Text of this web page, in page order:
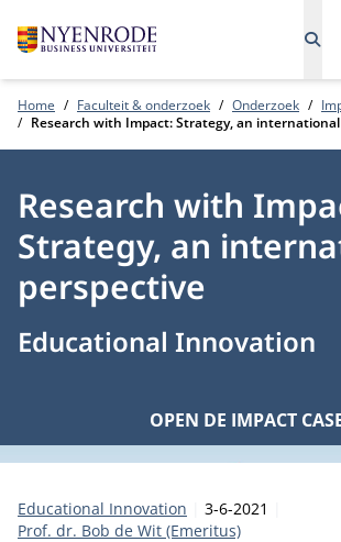
Home Faculteit & onderzoek Onderzoek
Research with Impact: Strategy, an
Research with
Strategy, an
perspective
Educational Innovation
OPEN DE IMPACT
Categorie:
Educational Innovation Publicatiedatum:
3-6-2021
Prof. dr. Bob de Wit (Emeritus)